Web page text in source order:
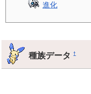
進化
種族データ†